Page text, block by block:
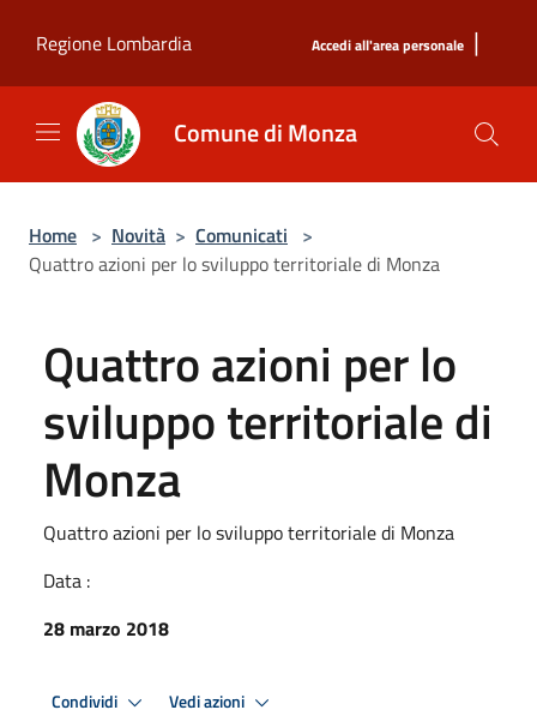
Regione Lombardia
Accedi all'area personale |
Comune di Monza
Home > Novità > Comunicati >
Quattro azioni per lo sviluppo territoriale di Monza
Quattro azioni per lo
sviluppo territoriale di
Monza
Quattro azioni per lo sviluppo territoriale di Monza
Data :
28 marzo 2018
Condividi Vedi azioni